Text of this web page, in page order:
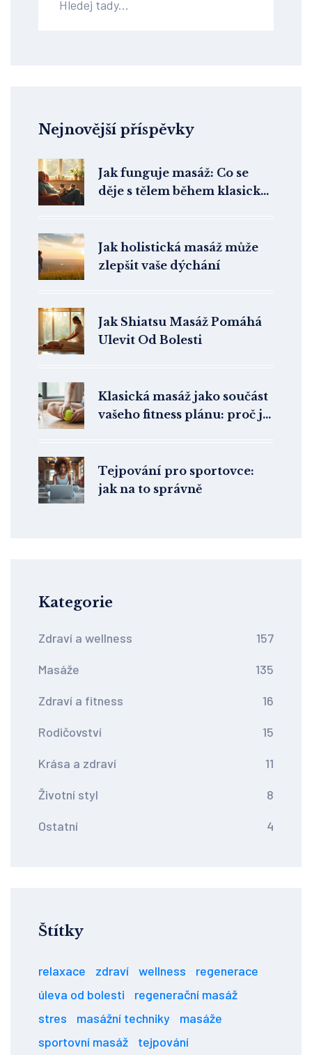
Nejnovější příspěvky
Jak funguje masáž: Co se
děje s tělem během klasické
Jak holistická masáž může
zlepšit vaše dýchání
Jak Shiatsu Masáž Pomáhá
Ulevit Od Bolesti
Klasická masáž jako součást
vašeho fitness plánu: proč ji
Tejpování pro sportovce:
jak na to správně
Kategorie
Zdraví a wellness 157
Masáže 135
Zdraví a fitness 16
Rodičovství 15
Krása a zdraví 11
Životní styl 8
Ostatní 4
Štítky
relaxace zdraví wellness
regenerace
úleva od bolesti
regenerační masáž
stres
masážní techniky
masáže
sportovní masáž
tejpování